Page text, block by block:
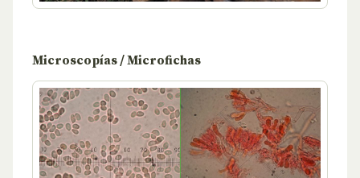
Microscopías / Microfichas